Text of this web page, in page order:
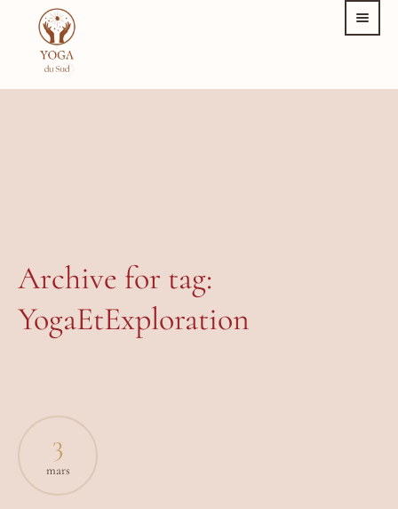
Archive for tag:
YogaEtExploration
3
mars